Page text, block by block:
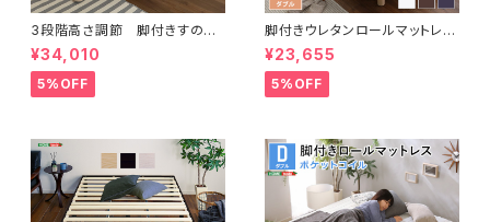
3段階高さ調節 脚付きすのこ
ベッド(ダブル) 【Lilitta-リリッ
タ-】(ポケットコイルロールマット
レス付き) ダブル LPS-HRM
-D
¥34,010
5%OFF
脚付きウレタンロールマットレス
【TERRDAM-テルダ-】 ダブル
サイズ URM-03D
¥23,655
5%OFF